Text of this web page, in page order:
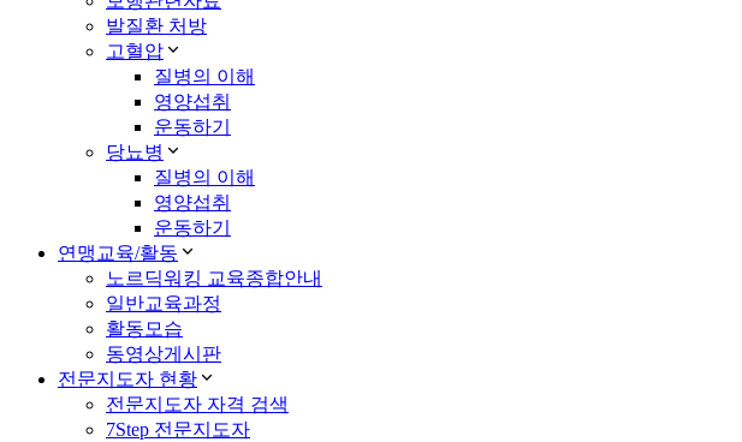
발질환 처방
고혈압
질병의 이해
영양섭취
운동하기
당뇨병
질병의 이해
영양섭취
운동하기
연맹교육/활동
노르딕워킹 교육종합안내
일반교육과정
활동모습
동영상게시판
전문지도자 현황
전문지도자 자격 검색
7Step 전문지도자